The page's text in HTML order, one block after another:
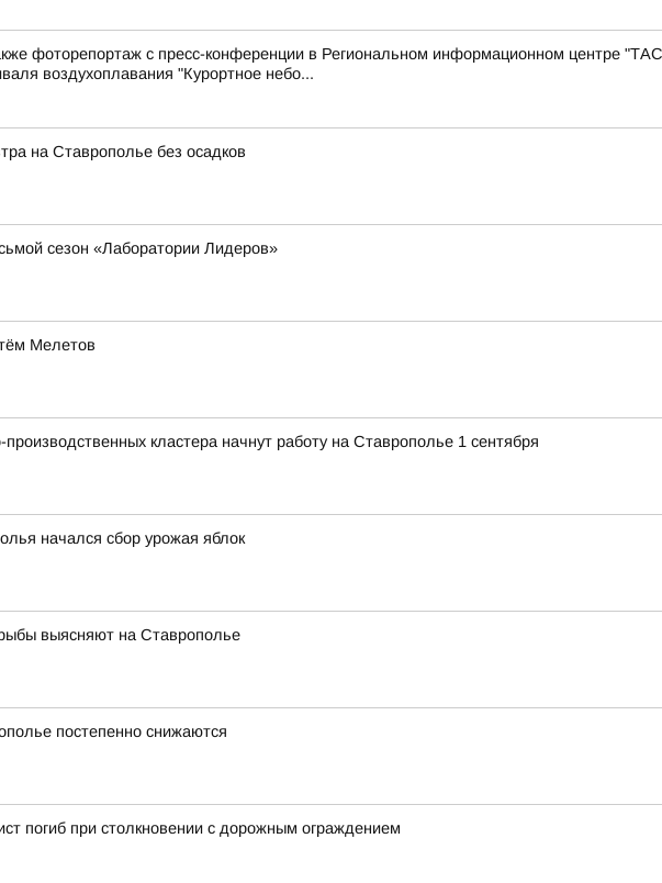
фоторепортаж с пресс-конференции в Региональном информационном центре
воздухоплавания "Курортное небо...
на Ставрополье без осадков
сезон «Лаборатории Лидеров»
Мелетов
кластера начнут работу на Ставрополье 1 сентября
начался сбор урожая яблок
выясняют на Ставрополье
постепенно снижаются
погиб при столкновении с дорожным ограждением